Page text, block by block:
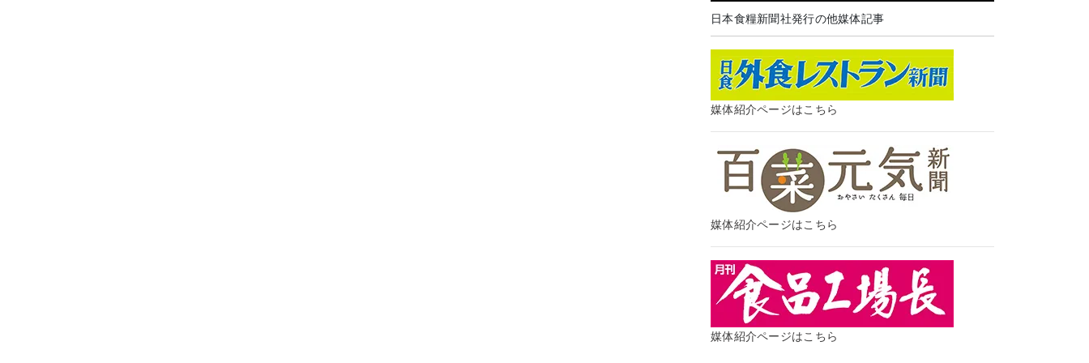
日本食糧新聞社発行の他媒体記事
媒体紹介ページはこちら
媒体紹介ページはこちら
媒体紹介ページはこちら